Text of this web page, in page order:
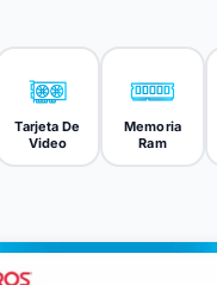
Tarjeta De
Video
Memoria
Ram